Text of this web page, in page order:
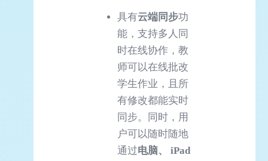
具有云端同步功
能，支持多人同
时在线协作，教
师可以在线批改
学生作业，且所
有修改都能实时
同步。同时，用
户可以随时随地
通过电脑、 iPad